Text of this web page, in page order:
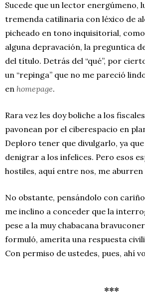
Sucede que un lector energúmeno,
tremenda catilinaria con léxico de
picheado en tono inquisitorial,
alguna depravación, la preguntica
del título. Detrás del “qué”, por
un “repinga” que no me pareció
en homepage.
Rara vez les doy boliche a los
pavonean por el ciberespacio en
Deploro tener que divulgarlo, ya
denigrar a los infelices. Pero esos
hostiles, aquí entre nos, me aburren
No obstante, pensándolo con
me inclino a conceder que la
pese a la muy chabacana
formuló, amerita una respuesta
Con permiso de ustedes, pues, ahí
***